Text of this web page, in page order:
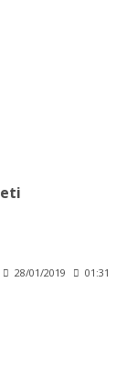
28/01/2019 01:31